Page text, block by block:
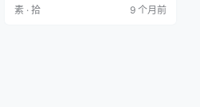
自己的网盘下载享用！
素 · 拾 9 个月前